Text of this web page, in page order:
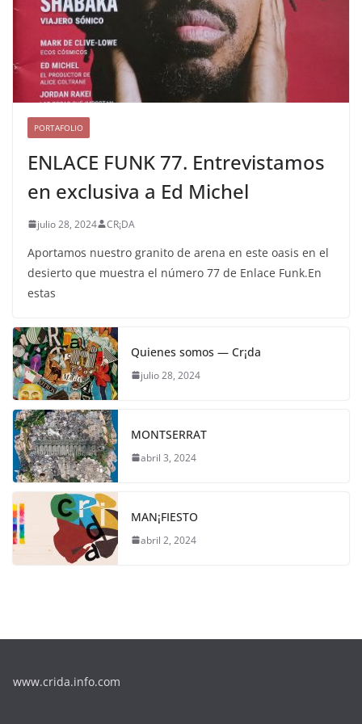
PORTAFOLIO
ENLACE FUNK 77. Entrevistamos
en exclusiva a Ed Michel
julio 28, 2024 CR¡DA
Aportamos nuestro granito de arena en este oasis en el
desierto que muestra el número 77 de Enlace Funk.En
estas
Quienes somos — Cr¡da
julio 28, 2024
MONTSERRAT
abril 3, 2024
MAN¡FIESTO
abril 2, 2024
www.crida.info.com